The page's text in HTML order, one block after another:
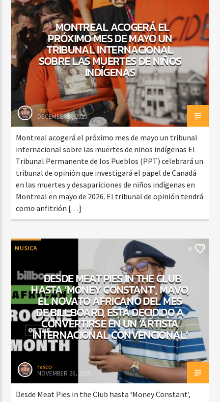
CURRENT SHOW
FIESTA DJ MIX
9:00 PM 12:00 AM
Beone Radio
MONTREAL ACOGERÁ EL
PRÓXIMO MES DE MAYO UN
TRIBUNAL INTERNACIONAL
SOBRE LAS MUERTES DE NIÑOS
INDÍGENAS
rasco
DECEMBER 8, 2025
Montreal acogerá el próximo mes de mayo un tribunal
internacional sobre las muertes de niños indígenas El
Tribunal Permanente de los Pueblos (PPT) celebrará un
tribunal de opinión que investigará el papel de Canadá
en las muertes y desapariciones de niños indígenas en
Montreal en mayo de 2026. El tribunal de opinión tendrá
como anfitrión […]
MUSICA 0
DESDE MEAT PIES IN THE CLUB
HASTA ‘MONEY CONSTANT’, MAVO,
EL NOVATO AFRICANO DEL MES
DE BILLBOARD, ESTÁ DECIDIDO A
CONVERTIRSE EN UN ‘ARTISTA
INTERNACIONAL CONVENCIONAL’
rasco
NOVEMBER 26, 2025
Desde Meat Pies in the Club hasta ‘Money Constant’,